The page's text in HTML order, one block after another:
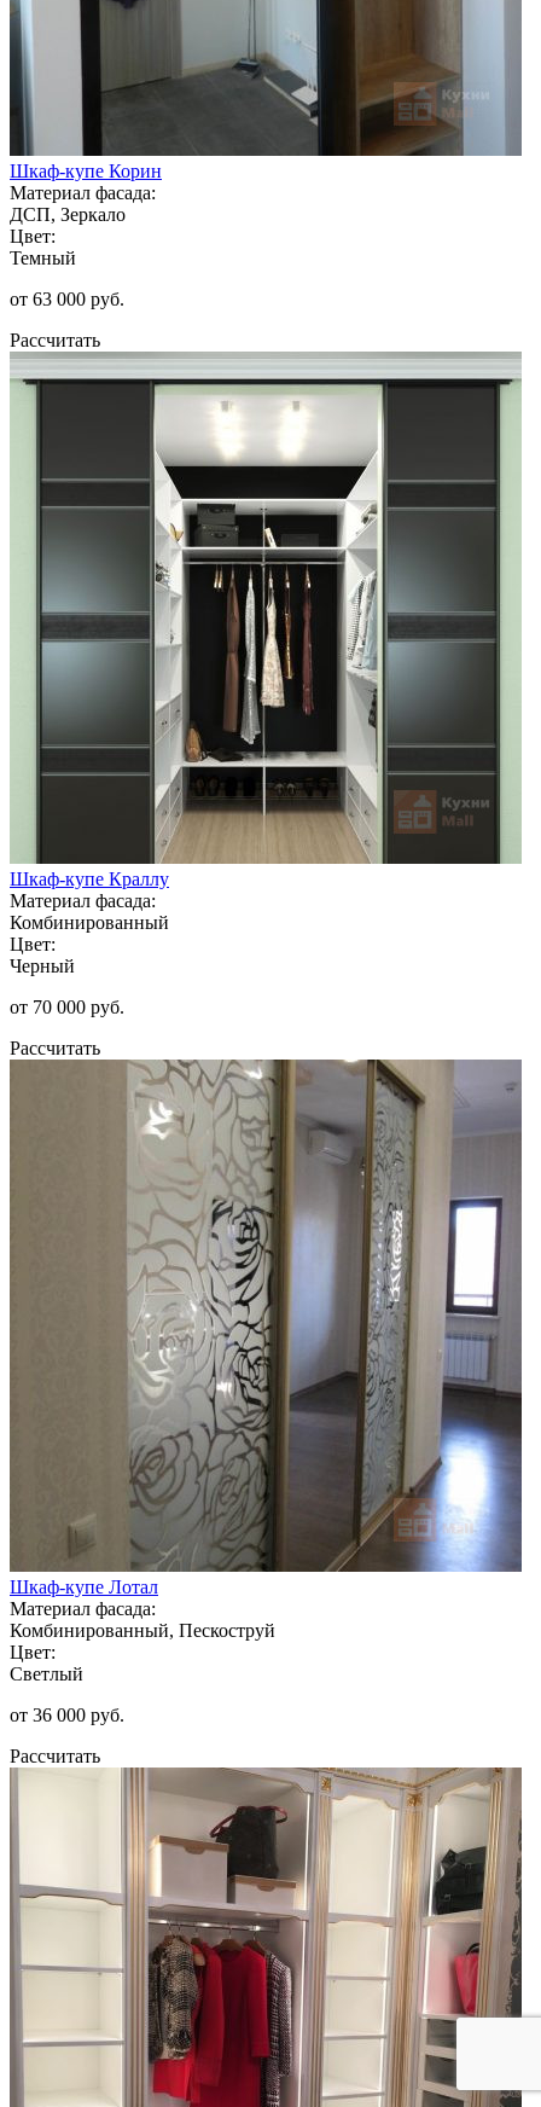
Шкаф-купе Корин
Материал фасада:
ДСП, Зеркало
Цвет:
Темный
от 63 000 руб.
Рассчитать
Шкаф-купе Краллу
Материал фасада:
Комбинированный
Цвет:
Черный
от 70 000 руб.
Рассчитать
Шкаф-купе Лотал
Материал фасада:
Комбинированный, Пескоструй
Цвет:
Светлый
от 36 000 руб.
Рассчитать